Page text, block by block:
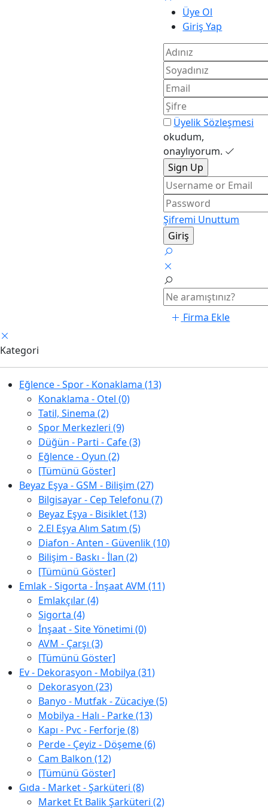
Üye Ol
Giriş Yap
Üyelik Sözleşmesi
okudum,
onaylıyorum.
Şifremi Unuttum
Firma Ekle
Kategori
Eğlence - Spor - Konaklama (13)
Konaklama - Otel (0)
Tatil, Sinema (2)
Spor Merkezleri (9)
Düğün - Parti - Cafe (3)
Eğlence - Oyun (2)
[Tümünü Göster]
Beyaz Eşya - GSM - Bilişim (27)
Bilgisayar - Cep Telefonu (7)
Beyaz Eşya - Bisiklet (13)
2.El Eşya Alım Satım (5)
Diafon - Anten - Güvenlik (10)
Bilişim - Baskı - İlan (2)
[Tümünü Göster]
Emlak - Sigorta - İnşaat AVM (11)
Emlakçılar (4)
Sigorta (4)
İnşaat - Site Yönetimi (0)
AVM - Çarşı (3)
[Tümünü Göster]
Ev - Dekorasyon - Mobilya (31)
Dekorasyon (23)
Banyo - Mutfak - Zücaciye (5)
Mobilya - Halı - Parke (13)
Kapı - Pvc - Ferforje (8)
Perde - Çeyiz - Döşeme (6)
Cam Balkon (12)
[Tümünü Göster]
Gıda - Market - Şarküteri (8)
Market Et Balik Şarküteri (2)